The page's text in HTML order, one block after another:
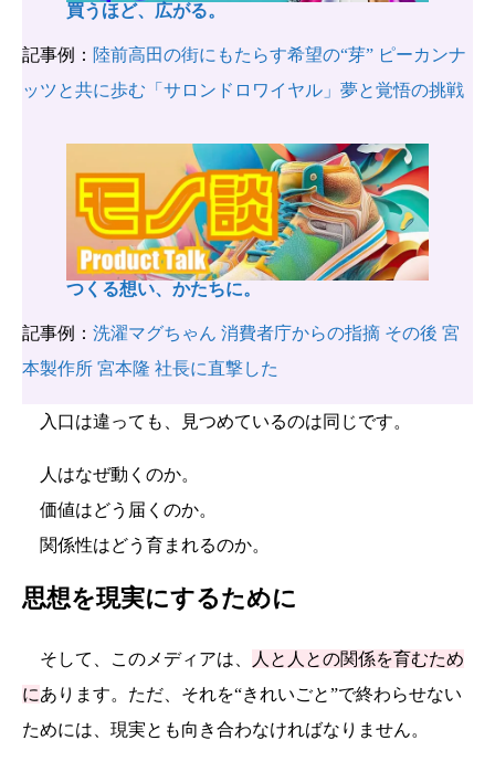
買うほど、広がる。
記事例： 陸前高田の街にもたらす希望の“芽” ピーカンナ
ッツと共に歩む「サロンドロワイヤル」夢と覚悟の挑戦
つくる想い、かたちに。
記事例： 洗濯マグちゃん 消費者庁からの指摘 その後 宮
本製作所 宮本隆 社長に直撃した
入口は違っても、見つめているのは同じです。
人はなぜ動くのか。
価値はどう届くのか。
関係性はどう育まれるのか。
思想を現実にするために
そして、このメディアは、
人と人との関係を育むため
にあります。ただ、それを“きれいごと”で終わらせない
ためには、現実とも向き合わなければなりません。